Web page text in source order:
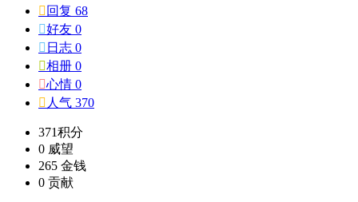
 回复 68
好友 0
 日志 0
相册 0
心情 0
 人气 370
371积分
0 威望
265 金钱
0 贡献